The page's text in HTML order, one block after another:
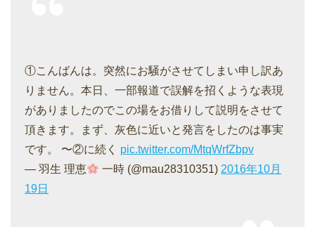
①こんばんは。突然にお騒がさせてしまい申し訳あ
りません。本日、一部報道で誤解を招くような表現
がありましたのでこの場をお借りして説明をさせて
頂きます。まず、灰色に近いと発言をしたのは事実
です。 〜②に続く pic.twitter.com/MtqWrfZbpv
— 羽生 理恵
一時 (@mau28310351) 2016年10月
19日